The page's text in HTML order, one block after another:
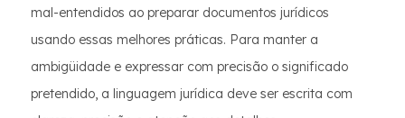
mal-entendidos ao preparar documentos jurídicos
usando essas melhores práticas. Para manter a
ambigüidade e expressar com precisão o significado
pretendido, a linguagem jurídica deve ser escrita com